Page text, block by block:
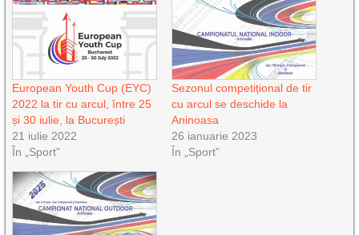
European Youth Cup (EYC)
2022 la tir cu arcul, între 25
și 30 iulie, la București
21 iulie 2022
În „Sport”
Sezonul competițional de tir
cu arcul se deschide la
Aninoasa
26 ianuarie 2023
În „Sport”